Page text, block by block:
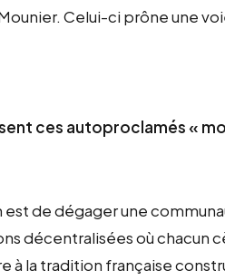
Celui-ci prône une
ces autoproclamés «
est de dégager une
décentralisées où chacun
à la tradition française